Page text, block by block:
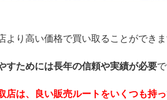
より高い価格で買い取ることができま
すためには長年の信頼や実績が必要で
店は、良い販売ルートをいくつも持